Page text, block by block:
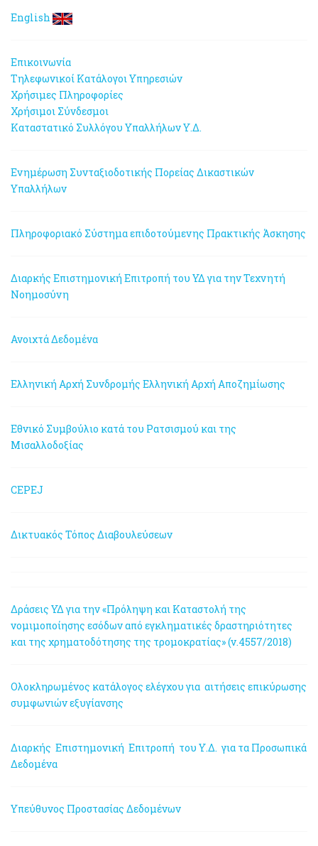
English
Επικοινωνία
Τηλεφωνικοί Κατάλογοι Υπηρεσιών
Χρήσιμες Πληροφορίες
Χρήσιμοι Σύνδεσμοι
Καταστατικό Συλλόγου Υπαλλήλων Υ.Δ.
Ενημέρωση Συνταξιοδοτικής Πορείας Δικαστικών
Υπαλλήλων
Πληροφοριακό Σύστημα επιδοτούμενης Πρακτικής Άσκησης
Διαρκής Επιστημονική Επιτροπή του ΥΔ για την Τεχνητή
Νοημοσύνη
Ανοιχτά Δεδομένα
Ελληνική Αρχή Συνδρομής Ελληνική Αρχή Αποζημίωσης
Εθνικό Συμβούλιο κατά του Ρατσισμού και της
Μισαλλοδοξίας
CEPEJ
Δικτυακός Τόπος Διαβουλεύσεων
Δράσεις ΥΔ για την «Πρόληψη και Καταστολή της
νομιμοποίησης εσόδων από εγκληματικές δραστηριότητες
και της χρηματοδότησης της τρομοκρατίας» (ν.4557/2018)
Ολοκληρωμένος κατάλογος ελέγχου για αιτήσεις επικύρωσης
συμφωνιών εξυγίανσης
Διαρκής Επιστημονική Επιτροπή του Υ.Δ. για τα Προσωπικά
Δεδομένα
Υπεύθυνος Προστασίας Δεδομένων